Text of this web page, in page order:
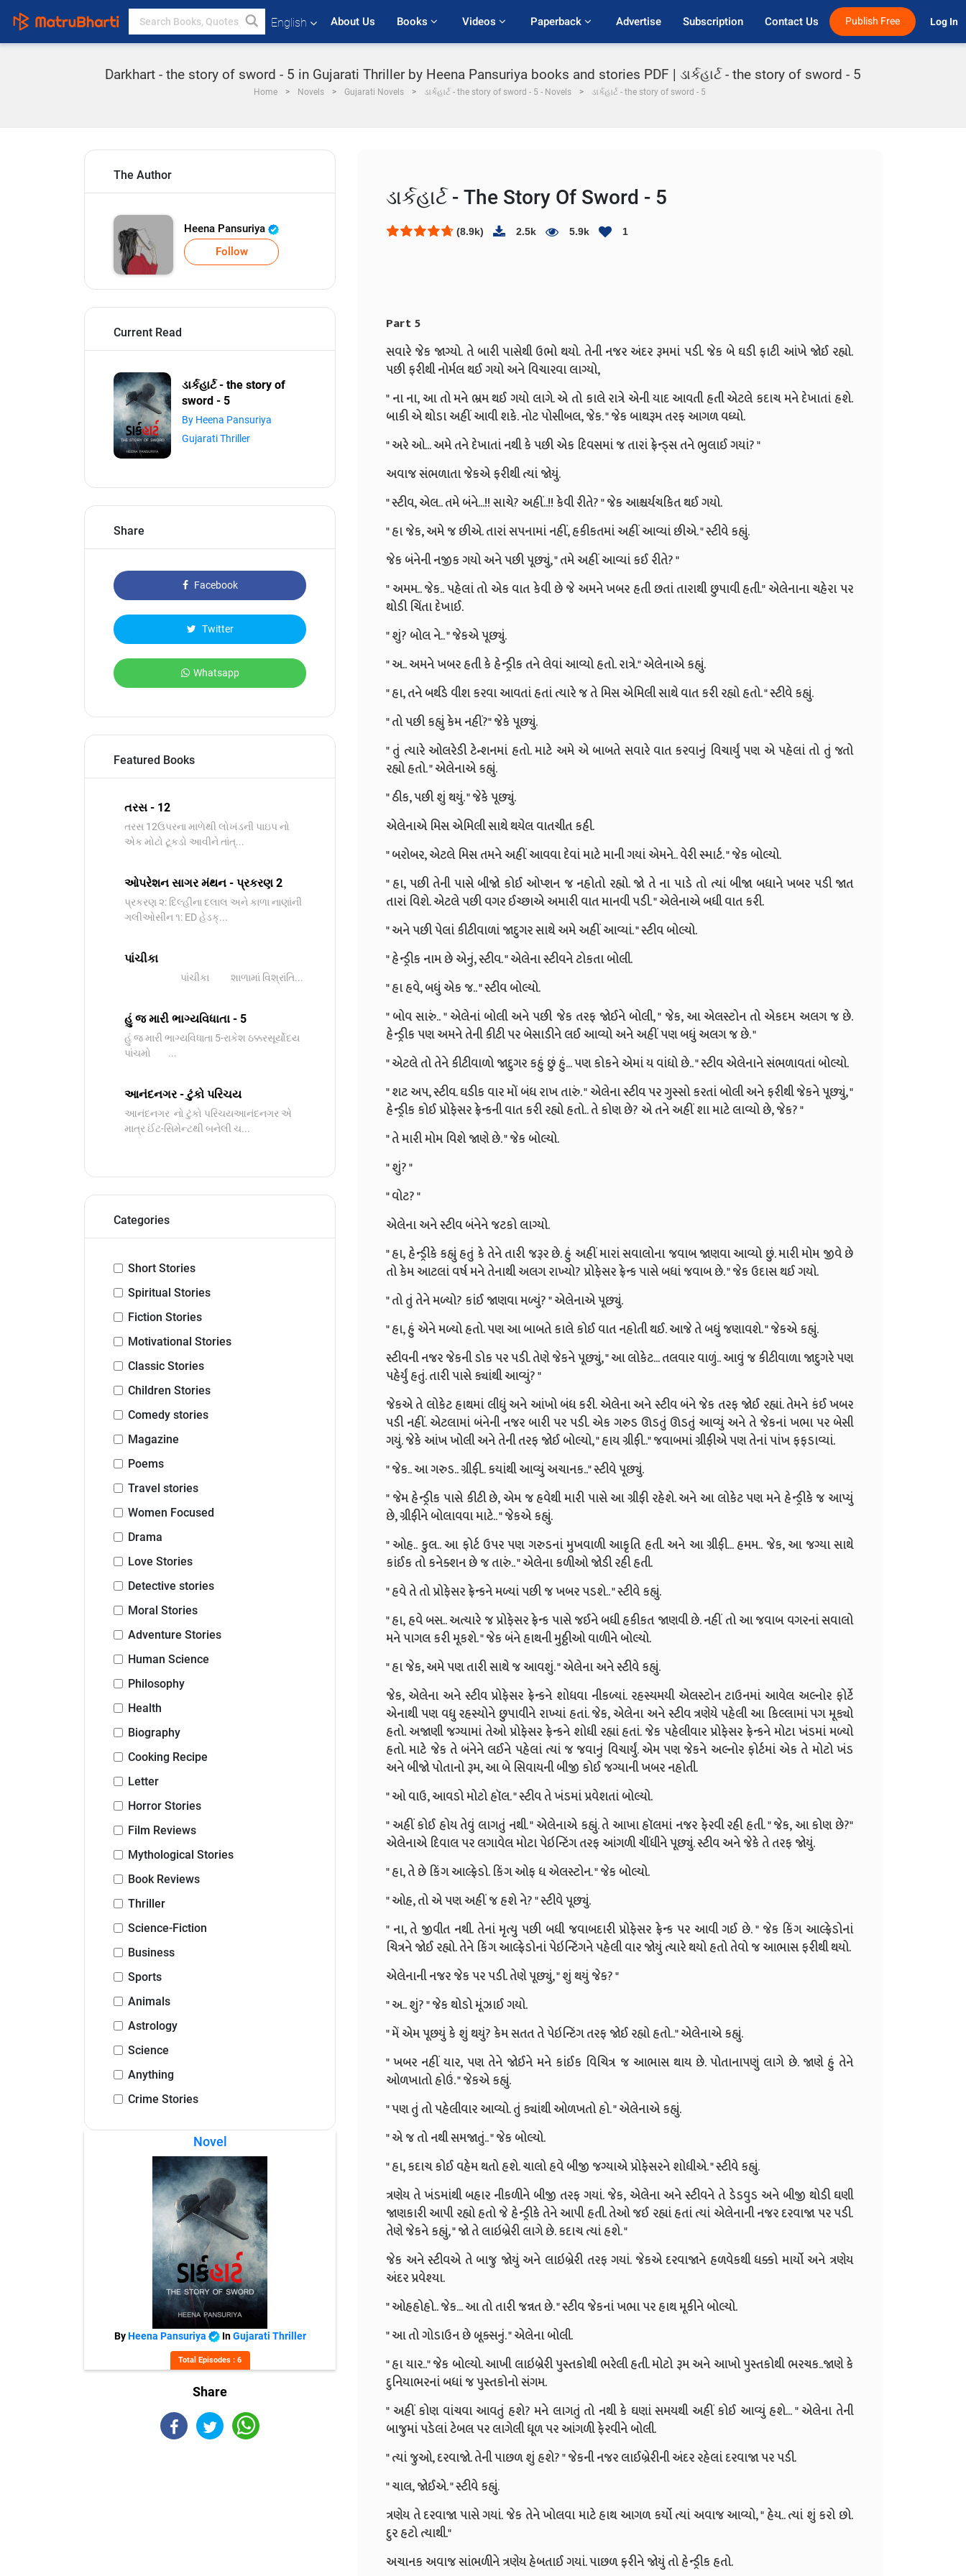
English About Us Books Videos Paperback Advertise Subscription Contact Us Publish Free Log In
Darkhart - the story of sword - 5 in Gujarati Thriller by Heena Pansuriya books and stories PDF | ડાર્કહાર્ટ - the story of sword - 5
Home Novels Gujarati Novels ડાર્કહાર્ટ - the story of sword - 5 - Novels ડાર્કહાર્ટ - the story of sword - 5
The Author
Heena Pansuriya
Follow
Current Read
ડાર્કહાર્ટ - the story of
sword - 5
By Heena Pansuriya
Gujarati Thriller
Share
Facebook
Twitter
Whatsapp
Featured Books
તરસ - 12
તરસ 12ઉપરના માળેથી લોખંડની પાઇપ નો
એક મોટો ટૂકડો આવીને તાંત્...
ઓપરેશન સાગર મંથન - પ્રકરણ 2
પ્રકરણ ૨: દિલ્હીના દલાલ અને કાળા નાણાંની
ગલીઓસીન ૧: ED હેડક્...
પાંચીકા
પાંચીકા શાળામાં વિશ્રાંતિ...
હું જ મારી ભાગ્યવિધાતા - 5
હું જ મારી ભાગ્યવિધાતા 5-રાકેશ ઠક્કરસૂર્યોદય
પાંચમો ...
આનંદનગર - ટુંકો પરિચય
આનંદનગર નો ટુંકો પરિચયઆનંદનગર એ
માત્ર ઈંટ-સિમેન્ટથી બનેલી ચ...
Categories
Short Stories
Spiritual Stories
Fiction Stories
Motivational Stories
Classic Stories
Children Stories
Comedy stories
Magazine
Poems
Travel stories
Women Focused
Drama
Love Stories
Detective stories
Moral Stories
Adventure Stories
Human Science
Philosophy
Health
Biography
Cooking Recipe
Letter
Horror Stories
Film Reviews
Mythological Stories
Book Reviews
Thriller
Science-Fiction
Business
Sports
Animals
Astrology
Science
Anything
Crime Stories
Novel
ByHeena Pansuriya InGujarati Thriller
Total Episodes : 6
Share
ડાર્કહાર્ટ - The Story Of Sword - 5
(8.9k) 2.5k 5.9k 1
Part 5
સવારે જેક જાગ્યો. તે બારી પાસેથી ઉભો થયો. તેની નજર અંદર રૂમમાં પડી. જેક બે ઘડી ફાટી આંખે જોઈ રહ્યો.
પછી ફરીથી નોર્મલ થઈ ગયો અને વિચારવા લાગ્યો,
" ના ના, આ તો મને ભ્રમ થઈ ગયો લાગે. એ તો કાલે રાત્રે એની યાદ આવતી હતી એટલે કદાચ મને દેખાતાં હશે.
બાકી એ થોડા અહીં આવી શકે. નોટ પોસીબલ, જેક. " જેક બાથરૂમ તરફ આગળ વધ્યો.
" અરે ઓ... અમે તને દેખાતાં નથી કે પછી એક દિવસમાં જ તારાં ફ્રેન્ડ્સ તને ભુલાઈ ગયાં? "
અવાજ સંભળાતા જેકએ ફરીથી ત્યાં જોયું.
" સ્ટીવ, એલ.. તમે બંને...!! સાચે? અહીં..!! કેવી રીતે? " જેક આશ્ચર્યચકિત થઈ ગયો.
" હા જેક, અમે જ છીએ. તારાં સપનામાં નહીં, હકીકતમાં અહીં આવ્યાં છીએ. " સ્ટીવે કહ્યું.
જેક બંનેની નજીક ગયો અને પછી પૂછ્યું, " તમે અહીં આવ્યાં કઈ રીતે? "
" અમમ.. જેક.. પહેલાં તો એક વાત કેવી છે જે અમને ખબર હતી છતાં તારાથી છુપાવી હતી." એલેનાના ચહેરા પર
થોડી ચિંતા દેખાઈ.
" શું? બોલ ને.. " જેકએ પૂછ્યું.
" અ.. અમને ખબર હતી કે હેન્ડ્રીક તને લેવાં આવ્યો હતો. રાત્રે." એલેનાએ કહ્યું.
" હા, તને બર્થડે વીશ કરવા આવતાં હતાં ત્યારે જ તે મિસ એમિલી સાથે વાત કરી રહ્યો હતો. " સ્ટીવે કહ્યું.
" તો પછી કહ્યું કેમ નહીં?" જેકે પૂછ્યું.
" તું ત્યારે ઓલરેડી ટેન્શનમાં હતો. માટે અમે એ બાબતે સવારે વાત કરવાનું વિચાર્યું પણ એ પહેલાં તો તું જતો
રહ્યો હતો. " એલેનાએ કહ્યું.
" ઠીક, પછી શું થયું. " જેકે પૂછ્યું.
એલેનાએ મિસ એમિલી સાથે થયેલ વાતચીત કહી.
" બરોબર, એટલે મિસ તમને અહીં આવવા દેવાં માટે માની ગયાં એમને.. વેરી સ્માર્ટ. " જેક બોલ્યો.
" હા, પછી તેની પાસે બીજો કોઈ ઓપ્શન જ નહોતો રહ્યો. જો તે ના પાડે તો ત્યાં બીજા બધાને ખબર પડી જાત
તારાં વિશે. એટલે પછી વગર ઈચ્છાએ અમારી વાત માનવી પડી. " એલેનાએ બધી વાત કરી.
" અને પછી પેલાં કીટીવાળાં જાદુગર સાથે અમે અહીં આવ્યાં. " સ્ટીવ બોલ્યો.
" હેન્ડ્રીક નામ છે એનું, સ્ટીવ. " એલેના સ્ટીવને ટોકતા બોલી.
" હા હવે, બધું એક જ.. " સ્ટીવ બોલ્યો.
" બોવ સારું.. " એલેનાં બોલી અને પછી જેક તરફ જોઈને બોલી, " જેક, આ એલસ્ટોન તો એકદમ અલગ જ છે.
હેન્ડ્રીક પણ અમને તેની કીટી પર બેસાડીને લઈ આવ્યો અને અહીં પણ બધું અલગ જ છે. "
" એટલે તો તેને કીટીવાળો જાદુગર કહું છું હું... પણ કોકને એમાં ય વાંધો છે.. " સ્ટીવ એલેનાને સંભળાવતાં બોલ્યો.
" શટ અપ, સ્ટીવ. ઘડીક વાર મોં બંધ રાખ તારું. " એલેના સ્ટીવ પર ગુસ્સો કરતાં બોલી અને ફરીથી જેકને પૂછ્યું, "
હેન્ડ્રીક કોઈ પ્રોફેસર ફ્રેન્કની વાત કરી રહ્યો હતો.. તે કોણ છે? એ તને અહીં શા માટે લાવ્યો છે, જેક? "
" તે મારી મોમ વિશે જાણે છે. " જેક બોલ્યો.
" શું? "
" વોટ? "
એલેના અને સ્ટીવ બંનેને જટકો લાગ્યો.
" હા, હેન્ડ્રીકે કહ્યું હતું કે તેને તારી જરૂર છે. હું અહીં મારાં સવાલોના જવાબ જાણવા આવ્યો છું. મારી મોમ જીવે છે
તો કેમ આટલાં વર્ષ મને તેનાથી અલગ રાખ્યો? પ્રોફેસર ફ્રેન્ક પાસે બધાં જવાબ છે. " જેક ઉદાસ થઈ ગયો.
" તો તું તેને મળ્યો? કાંઈ જાણવા મળ્યું? " એલેનાએ પૂછ્યું.
" હા, હું એને મળ્યો હતો. પણ આ બાબતે કાલે કોઈ વાત નહોતી થઈ. આજે તે બધું જણાવશે. " જેકએ કહ્યું.
સ્ટીવની નજર જેકની ડોક પર પડી. તેણે જેકને પૂછ્યું, " આ લોકેટ... તલવાર વાળું.. આવું જ કીટીવાળા જાદુગરે પણ
પહેર્યું હતું. તારી પાસે ક્યાંથી આવ્યું? "
જેકએ તે લોકેટ હાથમાં લીધું અને આંખો બંધ કરી. એલેના અને સ્ટીવ બંને જેક તરફ જોઈ રહ્યાં. તેમને કંઈ ખબર
પડી નહીં. એટલામાં બંનેની નજર બારી પર પડી. એક ગરુડ ઊડતું ઊડતું આવ્યું અને તે જેકનાં ખભા પર બેસી
ગયું. જેકે આંખ ખોલી અને તેની તરફ જોઈ બોલ્યો, " હાય ગ્રીફી.."જવાબમાં ગ્રીફીએ પણ તેનાં પાંખ ફફડાવ્યાં.
" જેક.. આ ગરુડ.. ગ્રીફી.. કયાંથી આવ્યું અચાનક.." સ્ટીવે પૂછ્યું.
" જેમ હેન્ડ્રીક પાસે કીટી છે, એમ જ હવેથી મારી પાસે આ ગ્રીફી રહેશે. અને આ લોકેટ પણ મને હેન્ડ્રીકે જ આપ્યું
છે, ગ્રીફીને બોલાવવા માટે.. " જેકએ કહ્યું.
" ઓહ.. કુલ.. આ ફોર્ટ ઉપર પણ ગરુડનાં મુખવાળી આકૃતિ હતી. અને આ ગ્રીફી... હમમ.. જેક, આ જગ્યા સાથે
કાંઈક તો કનેક્શન છે જ તારું.. " એલેના કળીઓ જોડી રહી હતી.
" હવે તે તો પ્રોફેસર ફ્રેન્કને મળ્યાં પછી જ ખબર પડશે.. " સ્ટીવે કહ્યું.
" હા, હવે બસ.. અત્યારે જ પ્રોફેસર ફ્રેન્ક પાસે જઈને બધી હકીકત જાણવી છે. નહીં તો આ જવાબ વગરનાં સવાલો
મને પાગલ કરી મૂકશે. " જેક બંને હાથની મુઠ્ઠીઓ વાળીને બોલ્યો.
" હા જેક, અમે પણ તારી સાથે જ આવશું. " એલેના અને સ્ટીવે કહ્યું.
જેક, એલેના અને સ્ટીવ પ્રોફેસર ફ્રેન્કને શોધવા નીકળ્યાં. રહસ્યમયી એલસ્ટોન ટાઉનમાં આવેલ અલ્નોર ફોર્ટે
એનાથી પણ વધુ રહસ્યોને છુપાવીને રાખ્યાં હતાં. જેક, એલેના અને સ્ટીવ ત્રણેયે પહેલી આ કિલ્લામાં પગ મૂક્યો
હતો. અજાણી જગ્યામાં તેઓ પ્રોફેસર ફ્રેન્કને શોધી રહ્યાં હતાં. જેક પહેલીવાર પ્રોફેસર ફ્રેન્કને મોટા ખંડમાં મળ્યો
હતો. માટે જેક તે બંનેને લઈને પહેલાં ત્યાં જ જવાનું વિચાર્યું. એમ પણ જેકને અલ્નોર ફોર્ટમાં એક તે મોટો ખંડ
અને બીજો પોતાનો રૂમ, આ બે સિવાયની બીજી કોઈ જગ્યાની ખબર નહોતી.
" ઓ વાઉ, આવડો મોટો હૉલ. " સ્ટીવ તે ખંડમાં પ્રવેશતાં બોલ્યો.
" અહીં કોઈ હોય તેવું લાગતું નથી. " એલેનાએ કહ્યું. તે આખા હૉલમાં નજર ફેરવી રહી હતી. " જેક, આ કોણ છે?"
એલેનાએ દિવાલ પર લગાવેલ મોટા પેઇન્ટિંગ તરફ આંગળી ચીંધીને પૂછ્યું. સ્ટીવ અને જેકે તે તરફ જોયું.
" હા, તે છે કિંગ આલ્ફ્રેડો. કિંગ ઓફ ધ એલસ્ટોન. " જેક બોલ્યો.
" ઓહ, તો એ પણ અહીં જ હશે ને? " સ્ટીવે પૂછ્યું.
" ના, તે જીવીત નથી. તેનાં મૃત્યુ પછી બધી જવાબદારી પ્રોફેસર ફ્રેન્ક પર આવી ગઈ છે. " જેક કિંગ આલ્ફ્રેડોનાં
ચિત્રને જોઈ રહ્યો. તેને કિંગ આલ્ફ્રેડોનાં પેઇન્ટિંગને પહેલી વાર જોયું ત્યારે થયો હતો તેવો જ આભાસ ફરીથી થયો.
એલેનાની નજર જેક પર પડી. તેણે પૂછ્યું, " શું થયું જેક? "
" અ.. શું? " જેક થોડો મૂંઝાઈ ગયો.
" મેં એમ પૂછયું કે શું થયું? કેમ સતત તે પેઇન્ટિંગ તરફ જોઈ રહ્યો હતો.." એલેનાએ કહ્યું.
" ખબર નહીં યાર, પણ તેને જોઈને મને કાંઈક વિચિત્ર જ આભાસ થાય છે. પોતાનાપણું લાગે છે. જાણે હું તેને
ઓળખાતો હોઉં. " જેકએ કહ્યું.
" પણ તું તો પહેલીવાર આવ્યો. તું ક્યાંથી ઓળખતો હો. " એલેનાએ કહ્યું.
" એ જ તો નથી સમજાતું.. " જેક બોલ્યો.
" હા, કદાચ કોઈ વહેમ થતો હશે. ચાલો હવે બીજી જગ્યાએ પ્રોફેસરને શોધીએ. " સ્ટીવે કહ્યું.
ત્રણેય તે ખંડમાંથી બહાર નીકળીને બીજી તરફ ગયાં. જેક, એલેના અને સ્ટીવને તે ડેડવુડ અને બીજી થોડી ઘણી
જાણકારી આપી રહ્યો હતો જે હેન્ડ્રીકે તેને આપી હતી. તેઓ જઈ રહ્યાં હતાં ત્યાં એલેનાની નજર દરવાજા પર પડી.
તેણે જેકને કહ્યું, " જો તે લાઇબ્રેરી લાગે છે. કદાચ ત્યાં હશે. "
જેક અને સ્ટીવએ તે બાજુ જોયું અને લાઇબ્રેરી તરફ ગયાં. જેકએ દરવાજાને હળવેકથી ધક્કો માર્યો અને ત્રણેય
અંદર પ્રવેશ્યા.
" ઓહહોહો.. જેક... આ તો તારી જન્નત છે. " સ્ટીવ જેકનાં ખભા પર હાથ મૂકીને બોલ્યો.
" આ તો ગોડાઉન છે બૂક્સનું. " એલેના બોલી.
" હા યાર.." જેક બોલ્યો. આખી લાઇબ્રેરી પુસ્તકોથી ભરેલી હતી. મોટો રૂમ અને આખો પુસ્તકોથી ભરચક..જાણે કે
દુનિયાભરનાં બધાં જ પુસ્તકોનો સંગમ.
" અહીં કોણ વાંચવા આવતું હશે? મને લાગતું તો નથી કે ઘણાં સમયથી અહીં કોઈ આવ્યું હશે... " એલેના તેની
બાજુમાં પડેલાં ટેબલ પર લાગેલી ધૂળ પર આંગળી ફેરવીને બોલી.
" ત્યાં જુઓ, દરવાજો. તેની પાછળ શું હશે? " જેકની નજર લાઈબ્રેરીની અંદર રહેલાં દરવાજા પર પડી.
" ચાલ, જોઈએ. " સ્ટીવે કહ્યું.
ત્રણેય તે દરવાજા પાસે ગયાં. જેક તેને ખોલવા માટે હાથ આગળ કર્યો ત્યાં અવાજ આવ્યો, " હેય.. ત્યાં શું કરો છો.
દુર હટો ત્યાથી."
અચાનક અવાજ સાંભળીને ત્રણેય હેબતાઈ ગયાં. પાછળ ફરીને જોયું તો હેન્ડ્રીક હતો.